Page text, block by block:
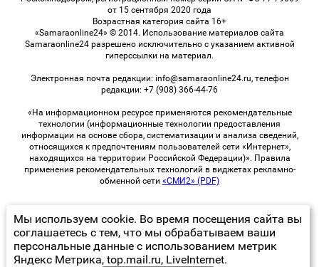
от 15 сентября 2020 года
Возрастная категория сайта 16+
«Samaraonline24» © 2014. Использование материалов сайта
Samaraonline24 разрешено исключительно с указанием активной
гиперссылки на материал.
Электронная почта редакции: info@samaraonline24.ru, телефон
редакции: +7 (908) 366-44-76
«На информационном ресурсе применяются рекомендательные
технологии (информационные технологии предоставления
информации на основе сбора, систематизации и анализа сведений,
относящихся к предпочтениям пользователей сети «Интернет»,
находящихся на территории Российской Федерации)». Правила
применения рекомендательных технологий в виджетах рекламно-
обменной сети «СМИ2» (PDF)
© 2026 «samaraOnline24» | Все права защищены
Возрастная категория сайта 16+
Политика конфиденциальности
Мы используем cookie. Во время посещения сайта вы
соглашаетесь с тем, что мы обрабатываем ваши
персональные данные с использованием метрик
Яндекс Метрика, top.mail.ru, LiveInternet.